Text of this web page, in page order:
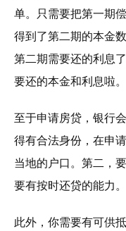
单。只需要把第一期
得到了第二期的本金
第二期需要还的利息
要还的本金和利息啦。
至于申请房贷，银行
得有合法身份，在申
当地的户口。第二，
要有按时还贷的能力。
此外，你需要有可供